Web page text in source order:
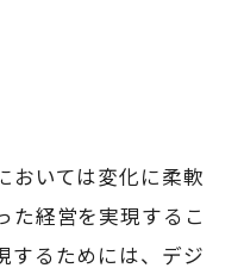
おいては変化に柔軟
た経営を実現するこ
するためには、デジ